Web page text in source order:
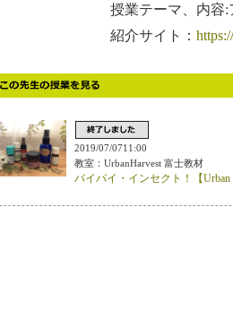
授業テーマ、内容
紹介サイト：
2019/07/0711:00
教室：UrbanHarvest 富士教材
バイバイ・インセクト！【Urban